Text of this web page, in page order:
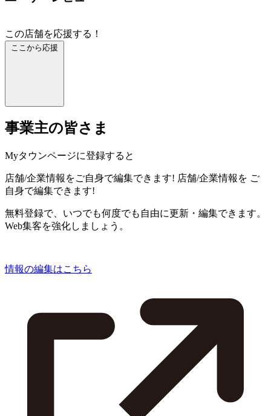
この店舗を応援する！
ここから応援
事業主の皆さま
Myタウンページに登録すると
店舗/企業情報をご自身で編集できます! 店舗/企業情報を ご
自身で編集できます!
無料登録で、いつでも何度でも自由に更新・編集できます。
Web集客を強化しましょう。
情報の編集はこちら